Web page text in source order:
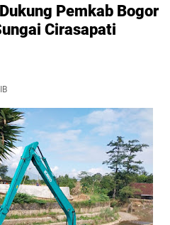
Pemkab Bogor
Cirasapati